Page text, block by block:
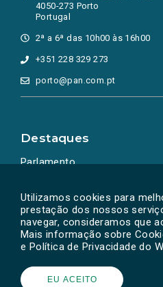
Utilizamos cookies para
prestação dos nossos
navegar, consideramos que
Mais informação sobre
e Política de Privacidade do
EU ACEITO
4050-273 Porto
Portugal
2ª a 6ª das 10h00 às 16h00
+351 228 329 273
porto@pan.com.pt
Destaques
Parlamento